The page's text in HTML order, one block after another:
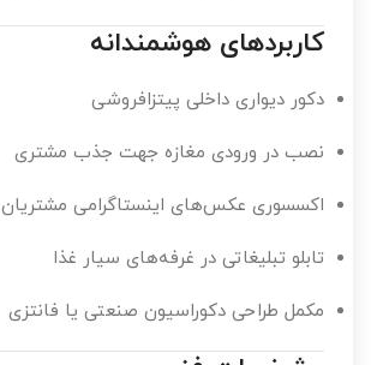
کاربردهای هوشمندانه
دکور دیواری داخلی پیتزافروشی
نصب در ورودی مغازه جهت جذب مشتری
اکسسوری عکس‌های اینستاگرامی مشتریان
تابلو تبلیغاتی در غرفه‌های سیار غذا
مکمل طراحی دکوراسیون صنعتی یا فانتزی